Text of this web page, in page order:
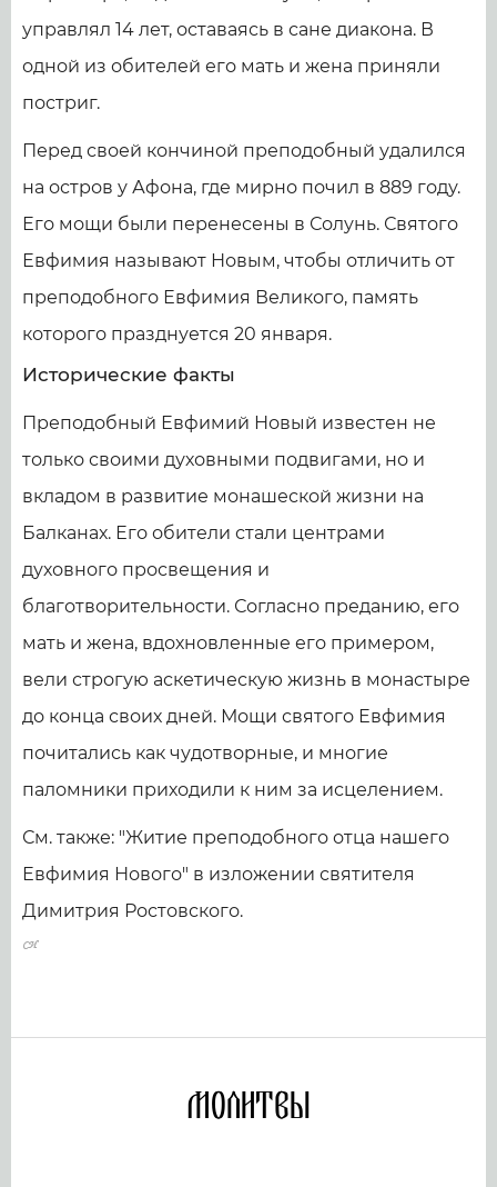
управлял 14 лет, оставаясь в сане диакона. В
одной из обителей его мать и жена приняли
постриг.
Перед своей кончиной преподобный удалился
на остров у Афона, где мирно почил в 889 году.
Его мощи были перенесены в Солунь. Святого
Евфимия называют Новым, чтобы отличить от
преподобного Евфимия Великого, память
которого празднуется 20 января.
Исторические факты
Преподобный Евфимий Новый известен не
только своими духовными подвигами, но и
вкладом в развитие монашеской жизни на
Балканах. Его обители стали центрами
духовного просвещения и
благотворительности. Согласно преданию, его
мать и жена, вдохновленные его примером,
вели строгую аскетическую жизнь в монастыре
до конца своих дней. Мощи святого Евфимия
почитались как чудотворные, и многие
паломники приходили к ним за исцелением.
См. также: "Житие преподобного отца нашего
Евфимия Нового" в изложении святителя
Димитрия Ростовского.
Молитвы